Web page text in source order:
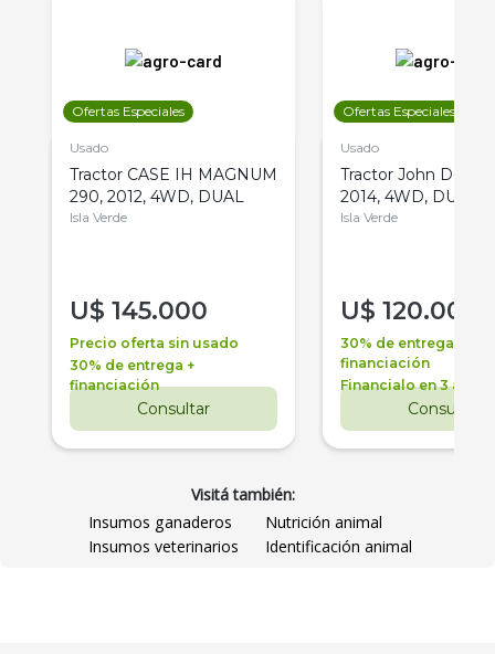
Ofertas Especiales
Usado
Tractor CASE IH MAGNUM
290, 2012, 4WD, DUAL
Isla Verde
U$ 145.000
Precio oferta sin usado
30% de entrega +
financiación
Consultar
Ofertas Especiales
Usado
Tractor John Deere
2014, 4WD, DUAL
Isla Verde
U$ 120.000
30% de entrega +
financiación
Financialo en 3 años
Consultar
Visitá también:
Insumos ganaderos
Nutrición animal
Insumos veterinarios
Identificación animal